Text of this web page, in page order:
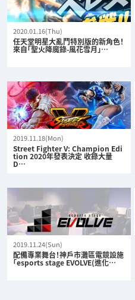
2020.01.16(Thu)
任天堂明星大亂鬥特別版的新角色！
來自「聖火降魔錄-風花雪月」…
2019.11.18(Mon)
Street Fighter V: Champion Edi
tion 2020年發表決定 收錄大量
D…
2019.11.24(Sun)
配備專業舞台！神戶市灘區電競設施
「esports stage EVOLVE(進化…